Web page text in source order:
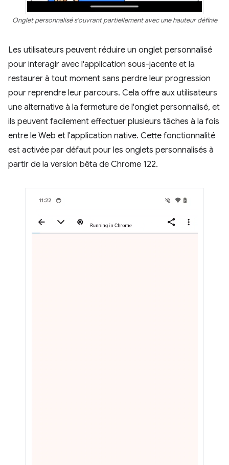
Onglet personnalisé s'ouvrant partiellement avec une hauteur définie
Les utilisateurs peuvent réduire un onglet personnalisé
pour interagir avec l'application sous-jacente et la
restaurer à tout moment sans perdre leur progression
pour reprendre leur parcours. Cela offre aux utilisateurs
une alternative à la fermeture de l'onglet personnalisé, et
ils peuvent facilement effectuer plusieurs tâches à la fois
entre le Web et l'application native. Cette fonctionnalité
est activée par défaut pour les onglets personnalisés à
partir de la version bêta de Chrome 122.